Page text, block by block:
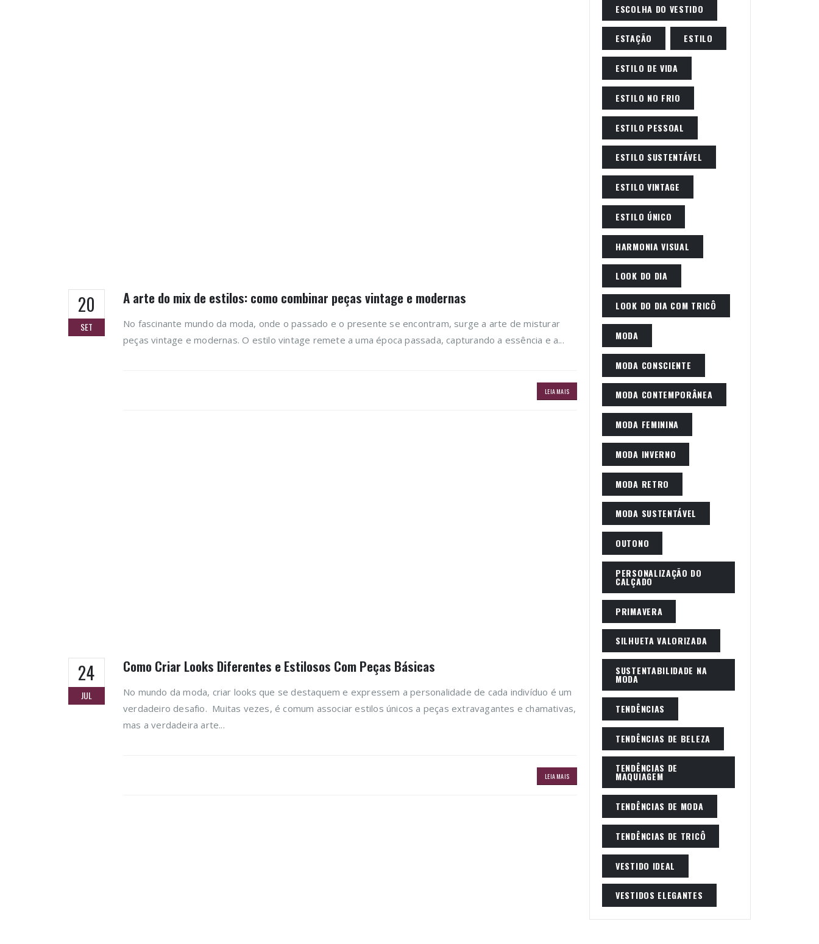
20
SET
A arte do mix de estilos: como combinar peças vintage e modernas
No fascinante mundo da moda, onde o passado e o presente se encontram, surge a arte de misturar
peças vintage e modernas. O estilo vintage remete a uma época passada, capturando a essência e a...
LEIA MAIS
24
JUL
Como Criar Looks Diferentes e Estilosos Com Peças Básicas
No mundo da moda, criar looks que se destaquem e expressem a personalidade de cada indivíduo é um
verdadeiro desafio. Muitas vezes, é comum associar estilos únicos a peças extravagantes e chamativas,
mas a verdadeira arte...
LEIA MAIS
ESCOLHA DO VESTIDO
ESTAÇÃO ESTILO
ESTILO DE VIDA
ESTILO NO FRIO
ESTILO PESSOAL
ESTILO SUSTENTÁVEL
ESTILO VINTAGE
ESTILO ÚNICO
HARMONIA VISUAL
LOOK DO DIA
LOOK DO DIA COM TRICÔ
MODA
MODA CONSCIENTE
MODA CONTEMPORÂNEA
MODA FEMININA
MODA INVERNO
MODA RETRO
MODA SUSTENTÁVEL
OUTONO
PERSONALIZAÇÃO DO
CALÇADO
PRIMAVERA
SILHUETA VALORIZADA
SUSTENTABILIDADE NA
MODA
TENDÊNCIAS
TENDÊNCIAS DE BELEZA
TENDÊNCIAS DE
MAQUIAGEM
TENDÊNCIAS DE MODA
TENDÊNCIAS DE TRICÔ
VESTIDO IDEAL
VESTIDOS ELEGANTES